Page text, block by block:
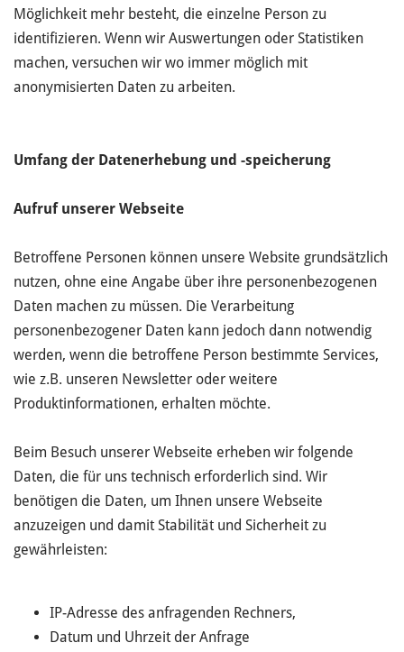
Möglichkeit mehr besteht, die einzelne Person zu
identifizieren. Wenn wir Auswertungen oder Statistiken
machen, versuchen wir wo immer möglich mit
anonymisierten Daten zu arbeiten.
Umfang der Datenerhebung und -speicherung
Aufruf unserer Webseite
Betroffene Personen können unsere Website grundsätzlich
nutzen, ohne eine Angabe über ihre personenbezogenen
Daten machen zu müssen. Die Verarbeitung
personenbezogener Daten kann jedoch dann notwendig
werden, wenn die betroffene Person bestimmte Services,
wie z.B. unseren Newsletter oder weitere
Produktinformationen, erhalten möchte.
Beim Besuch unserer Webseite erheben wir folgende
Daten, die für uns technisch erforderlich sind. Wir
benötigen die Daten, um Ihnen unsere Webseite
anzuzeigen und damit Stabilität und Sicherheit zu
gewährleisten:
IP-Adresse des anfragenden Rechners,
Datum und Uhrzeit der Anfrage